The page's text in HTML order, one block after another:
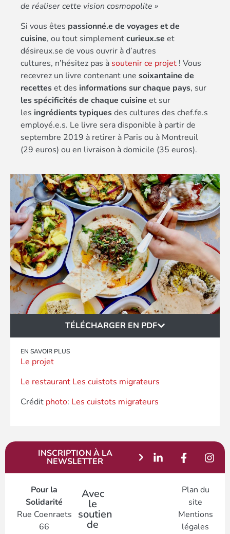
de réaliser cette vision cosmopolite »
Si vous êtes passionné.e de voyages et de
cuisine, ou tout simplementcurieux.se et
désireux.se de vous ouvrir à d’autres
cultures, n’hésitez pas à soutenir ce projet ! Vous
recevrez un livre contenant une soixantaine de
recetteset des informations sur chaque pays, sur
les spécificités de chaque cuisine et sur
les ingrédients typiquesdes cultures des chef.fe.s
employé.e.s. Le livre sera disponible à partir de
septembre 2019 à retirer à Paris ou à Montreuil
(29 euros) ou en livraison à domicile (35 euros).
TÉLÉCHARGER EN PDF
EN SAVOIR PLUS
Le projet
Le restaurant Les cuistots migrateurs
Crédit photo: Les cuistots migrateurs
INSCRIPTION À LA
NEWSLETTER
Pour la
Solidarité
Rue Coenraets
66
Avec
le
soutien
de
Plan du
site
Mentions
légales